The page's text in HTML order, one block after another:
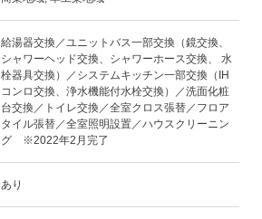
給湯器交換／ユニットバス一部交換（鏡交換、
シャワーヘッド交換、シャワーホース交換、 水
栓器具交換）／システムキッチン一部交換（IH
コンロ交換、浄水機能付水栓交換）／洗面化粧
台交換／トイレ交換／全室クロス張替／フロア
タイル張替／全室照明設置／ハウスクリーニン
グ ※2022年2月完了
あり